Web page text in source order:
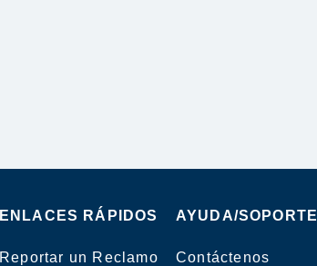
ENLACES RÁPIDOS
Reportar un Reclamo
AYUDA/SOPORTE
Contáctenos